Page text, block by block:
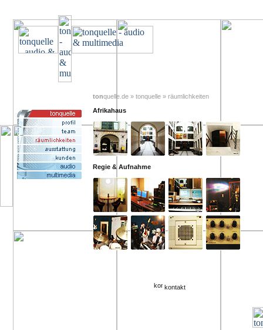
tonquelle.de » tonquelle » räumlichkeiten
Afrikahaus
Regie & Aufnahme
kontakt